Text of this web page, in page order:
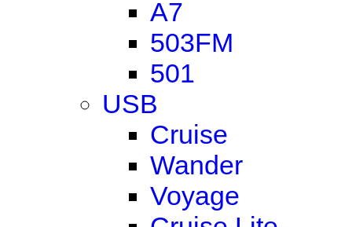
A7
503FM
501
USB
Cruise
Wander
Voyage